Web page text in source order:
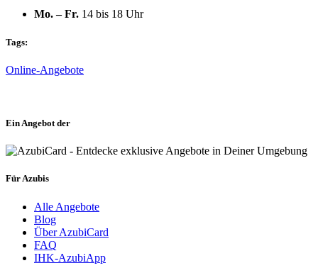
Mo. – Fr. 14 bis 18 Uhr
Tags:
Online-Angebote
Ein Angebot der
Für Azubis
Alle Angebote
Blog
Über AzubiCard
FAQ
IHK-AzubiApp